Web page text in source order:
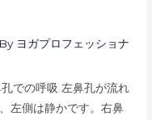
ヨガプロフェッショナ
での呼吸 左鼻孔が流れ
左側は静かです。右鼻